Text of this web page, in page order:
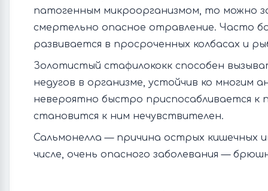
патогенным микроорганизмом, то можно
смертельно опасное отравление. Часто
развивается в просроченных колбасах и
Золотистый стафилококк способен
недугов в организме, устойчив ко многим
невероятно быстро приспосабливается к
становится к ним нечувствителен.
Сальмонелла — причина острых кишечных
числе, очень опасного заболевания —